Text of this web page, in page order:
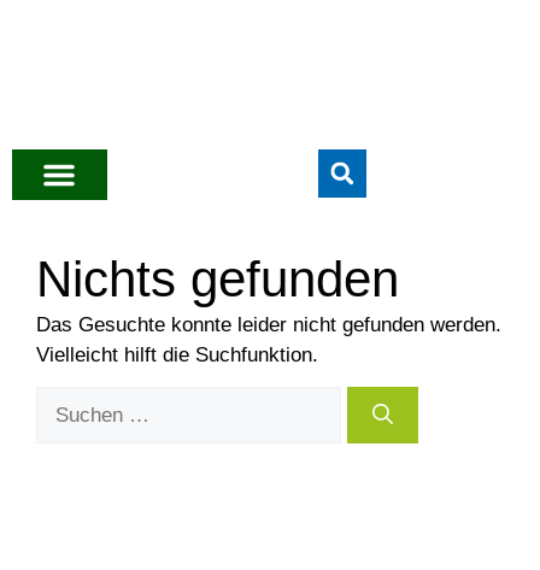
Nichts gefunden
Das Gesuchte konnte leider nicht gefunden werden.
Vielleicht hilft die Suchfunktion.